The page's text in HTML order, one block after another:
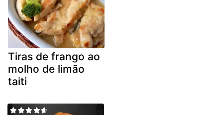
Tiras de frango ao
molho de limão
taiti